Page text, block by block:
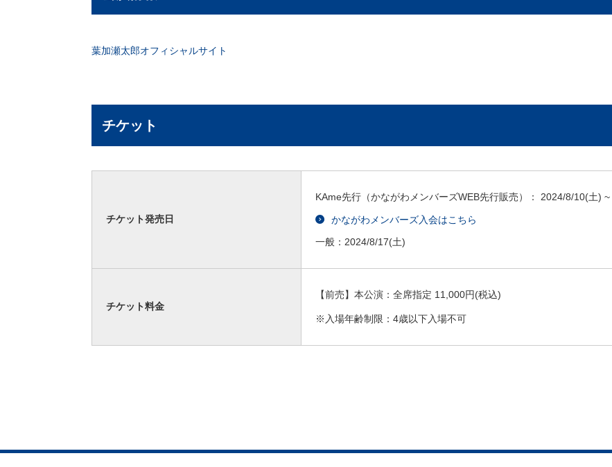
葉加瀬太郎オフィシャルサイト
チケット
チケット発売日
KAme先行（かながわメンバーズWEB先行販売）： 2024/8/10(土) ~
かながわメンバーズ入会はこちら
一般： 2024/8/17(土)
チケット料金
【前売】本公演：全席指定 11,000円(税込)
※入場年齢制限：4歳以下入場不可